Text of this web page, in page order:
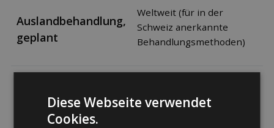
Auslandbehandlung,
geplant
Weltweit (für in der
Schweiz anerkannte
Behandlungsmethoden)
im Notfall
Behandlungsmethoden)
Diese Webseite verwendet
Cookies.